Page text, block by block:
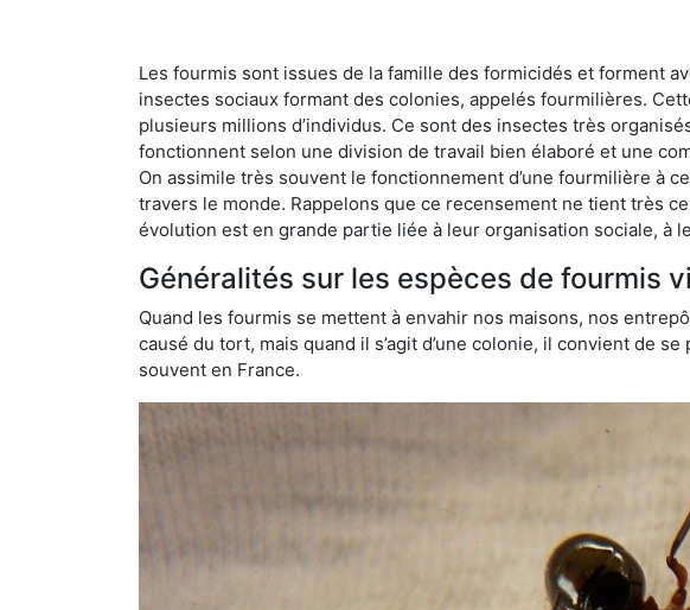
Les fourmis sont issues de la famille des formicidés et forment
insectes sociaux formant des colonies, appelés fourmilières.
plusieurs millions d’individus. Ce sont des insectes très
fonctionnent selon une division de travail bien élaboré et une
On assimile très souvent le fonctionnement d’une fourmilière à
travers le monde. Rappelons que ce recensement ne tient très
évolution est en grande partie liée à leur organisation sociale, à
Généralités sur les espèces de fourmis
Quand les fourmis se mettent à envahir nos maisons, nos
causé du tort, mais quand il s’agit d’une colonie, il convient de
souvent en France.